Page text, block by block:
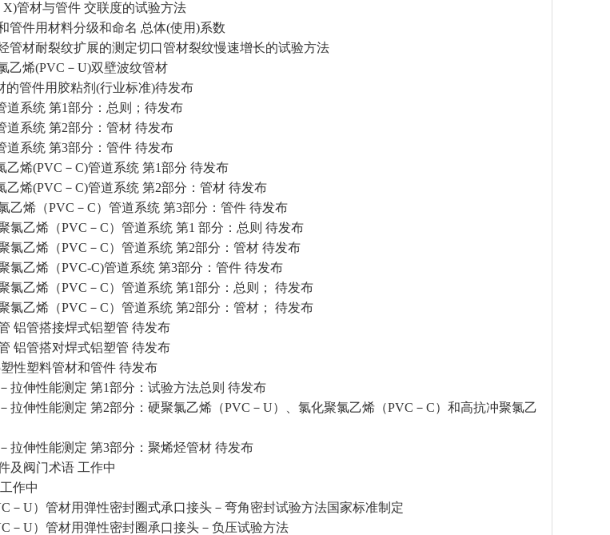
X)管材与管件 交联度的试验方法
管件用材料分级和命名 总体(使用)系数
管材耐裂纹扩展的测定切口管材裂纹慢速增长的试验方法
乙烯(PVC－U)双壁波纹管材
管件用胶粘剂(行业标准)待发布
系统 第1部分：总则；待发布
系统 第2部分：管材 待发布
系统 第3部分：管件 待发布
烯(PVC－C)管道系统 第1部分 待发布
烯(PVC－C)管道系统 第2部分：管材 待发布
乙烯（PVC－C）管道系统 第3部分：管件 待发布
氯乙烯（PVC－C）管道系统 第1 部分：总则 待发布
氯乙烯（PVC－C）管道系统 第2部分：管材 待发布
氯乙烯（PVC-C)管道系统 第3部分：管件 待发布
氯乙烯（PVC－C）管道系统 第1部分：总则； 待发布
氯乙烯（PVC－C）管道系统 第2部分：管材； 待发布
铝管搭接焊式铝塑管 待发布
铝管搭对焊式铝塑管 待发布
性塑料管材和管件 待发布
拉伸性能测定 第1部分：试验方法总则 待发布
拉伸性能测定 第2部分：硬聚氯乙烯（PVC－U）、氯化聚氯乙烯（PVC－C）和高抗冲聚氯乙
拉伸性能测定 第3部分：聚烯烃管材 待发布
及阀门术语 工作中
作中
－U）管材用弹性密封圈式承口接头－弯角密封试验方法国家标准制定
－U）管材用弹性密封圈承口接头－负压试验方法